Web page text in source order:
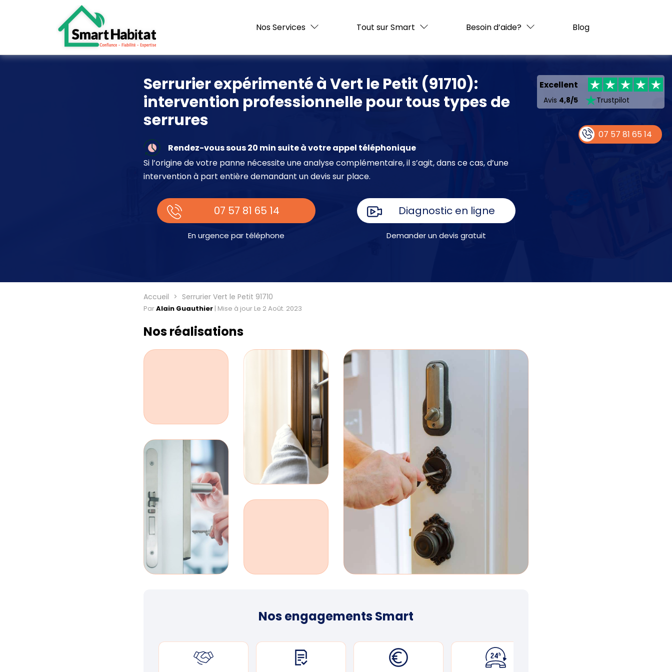
Nos Services Tout sur Smart Besoin d’aide? Blog
Serrurier expérimenté à Vert le Petit (91710):
intervention professionnelle pour tous types de
serrures
Rendez-vous sous 20 min suite à votre appel téléphonique
Si l’origine de votre panne nécessite une analyse complémentaire, il s’agit, dans ce cas, d’une
intervention à part entière demandant un devis sur place.
07 57 81 65 14
En urgence par téléphone
Diagnostic en ligne
Demander un devis gratuit
Accueil Serrurier Vert le Petit 91710
ParAlain Guauthier | Mise à jour Le 2 Août. 2023
Nos réalisations
Nos engagements Smart
Excellent
Avis 4,8/5 Trustpilot
07 57 81 65 14